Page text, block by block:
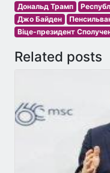
Дональд Трамп
Джо Байден
Віце-президент
Related posts